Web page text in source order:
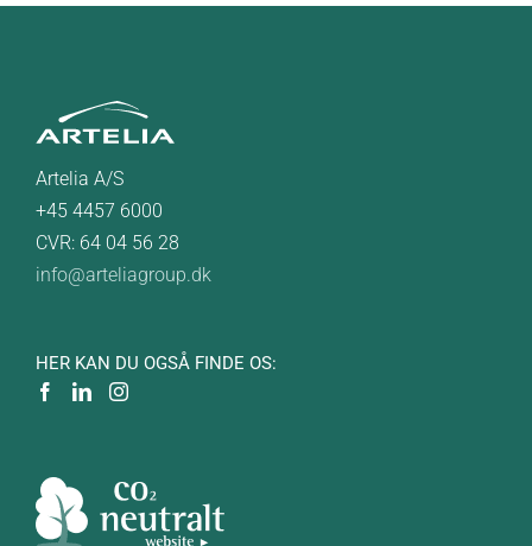
Artelia A/S
+45 4457 6000
CVR: 64 04 56 28
info@arteliagroup.dk
HER KAN DU OGSÅ FINDE OS: